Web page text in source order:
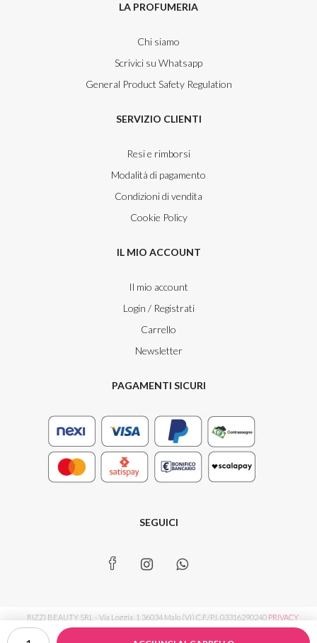
2
LA PROFUMERIA
Chi siamo
Scrivici su Whatsapp
General Product Safety Regulation
SERVIZIO CLIENTI
Resi e rimborsi
Modalità di pagamento
Condizioni di vendita
Cookie Policy
IL MIO ACCOUNT
Il mio account
Login / Registrati
Carrello
Newsletter
PAGAMENTI SICURI
SEGUICI
RIZZI BEAUTY SRL - Via Loggia, 1 36034 Malo (VI) C.F./P.I. 03316290240 PRIVACY
POLICY
COOKIE POLICY